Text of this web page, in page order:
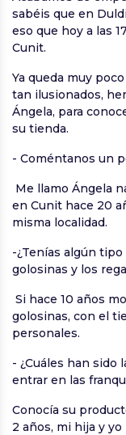
sabéis que en
eso que hoy a las
Cunit.
Ya queda muy
tan ilusionados,
Ángela, para
su tienda.
- Coméntanos un
Me llamo Ángela
en Cunit hace 20
misma localidad.
-¿Tenías algún
golosinas y los
Si hace 10 años
golosinas, con el
personales.
- ¿Cuáles han sido
entrar en las
Conocía su
2 años, mi hija y